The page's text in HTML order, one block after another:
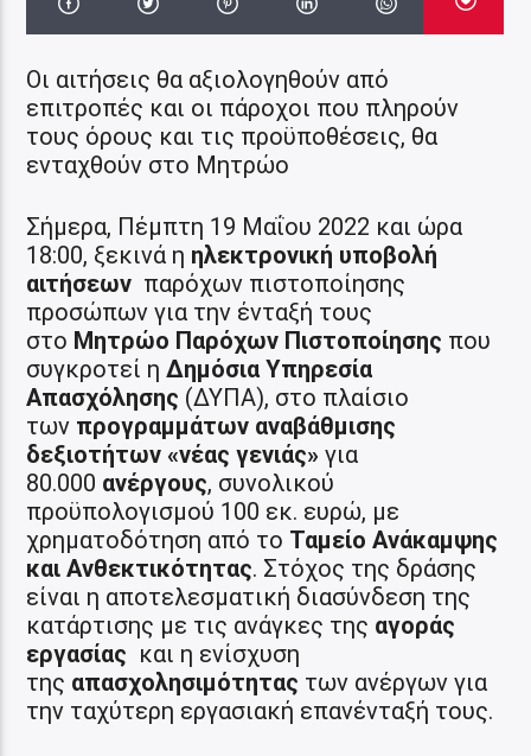
Οι αιτήσεις θα αξιολογηθούν από
επιτροπές και οι πάροχοι που πληρούν
τους όρους και τις προϋποθέσεις, θα
ενταχθούν στο Μητρώο
Σήμερα, Πέμπτη 19 Μαΐου 2022 και ώρα
18:00, ξεκινά η ηλεκτρονική υποβολή
αιτήσεων παρόχων πιστοποίησης
προσώπων για την ένταξή τους
στο Μητρώο Παρόχων Πιστοποίησης που
συγκροτεί ηΔημόσια Υπηρεσία
Απασχόλησης (ΔΥΠΑ), στο πλαίσιο
των προγραμμάτων αναβάθμισης
δεξιοτήτων «νέας γενιάς» για
80.000 ανέργους, συνολικού
προϋπολογισμού 100 εκ. ευρώ, με
χρηματοδότηση από το Ταμείο Ανάκαμψης
και Ανθεκτικότητας. Στόχος της δράσης
είναι η αποτελεσματική διασύνδεση της
κατάρτισης με τις ανάγκες της αγοράς
εργασίας και η ενίσχυση
της απασχολησιμότητας των ανέργων για
την ταχύτερη εργασιακή επανένταξή τους.